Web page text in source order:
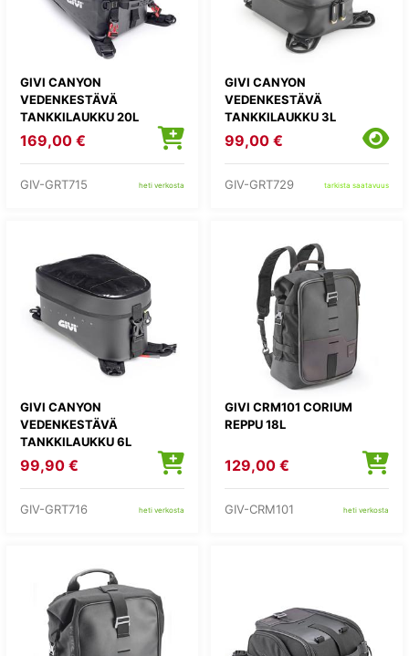
GIVI CANYON
VEDENKESTÄVÄ
TANKKILAUKKU 20L
169,00 €
GIV-GRT715 heti verkosta
GIVI CANYON
VEDENKESTÄVÄ
TANKKILAUKKU 3L
99,00 €
GIV-GRT729 tarkista saatavuus
GIVI CANYON
VEDENKESTÄVÄ
TANKKILAUKKU 6L
99,90 €
GIV-GRT716 heti verkosta
GIVI CRM101 CORIUM
REPPU 18L
129,00 €
GIV-CRM101 heti verkosta